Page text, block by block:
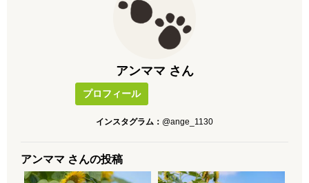
アンママ さん
プロフィール
インスタグラム： @ange_1130
アンママ さんの投稿